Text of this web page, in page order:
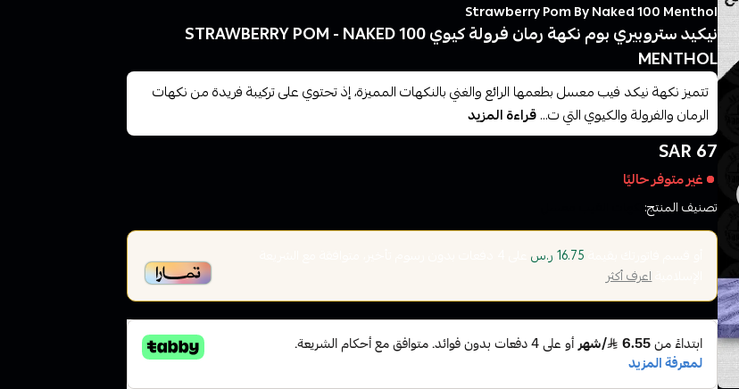
Strawberry Pom By Naked 100 Menthol
نيكيد ستروبيري بوم نكهة رمان فرولة كيوي STRAWBERRY POM - NAKED 100
MENTHOL
تتميز نكهة نيكد فيب معسل بطعمها الرائع والغني بالنكهات المميزة، إذ تحتوي على تركيبة فريدة من نكهات
الرمان والفرولة والكيوي التي ت...قراءة المزيد
67 SAR
غير متوفر حاليًا
تصنيف المنتج:
16.75 ر.س على
الإسلاميةاعرف أكثر